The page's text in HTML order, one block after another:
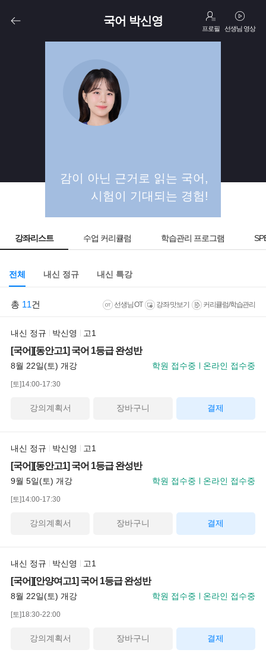
국어 박신영
프로필 선생님 영상
감이 아닌 근거로 읽는 국어,
시험이 기대되는 경험!
강좌리스트 수업 커리큘럼 학습관리 프로그램
전체 내신 정규 내신 특강
총 11건 선생님 OT 강좌 맛보기 커리큘럼/학습관리
내신 정규 박신영 고1
[국어][동안고1] 국어 1등급 완성반
8월 22일(토) 개강 학원 접수중 온라인 접수중
[토]14:00-17:30
강의계획서 장바구니 결제
내신 정규 박신영 고1
[국어][동안고1] 국어 1등급 완성반
9월 5일(토) 개강 학원 접수중 온라인 접수중
[토]14:00-17:30
강의계획서 장바구니 결제
내신 정규 박신영 고1
[국어][안양여고1] 국어 1등급 완성반
8월 22일(토) 개강 학원 접수중 온라인 접수중
[토]18:30-22:00
강의계획서 장바구니 결제